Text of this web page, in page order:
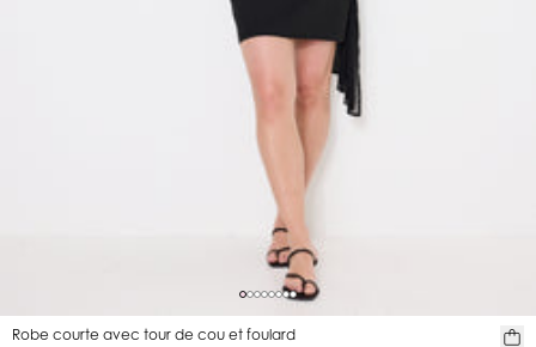
Robe courte avec tour de cou et foulard